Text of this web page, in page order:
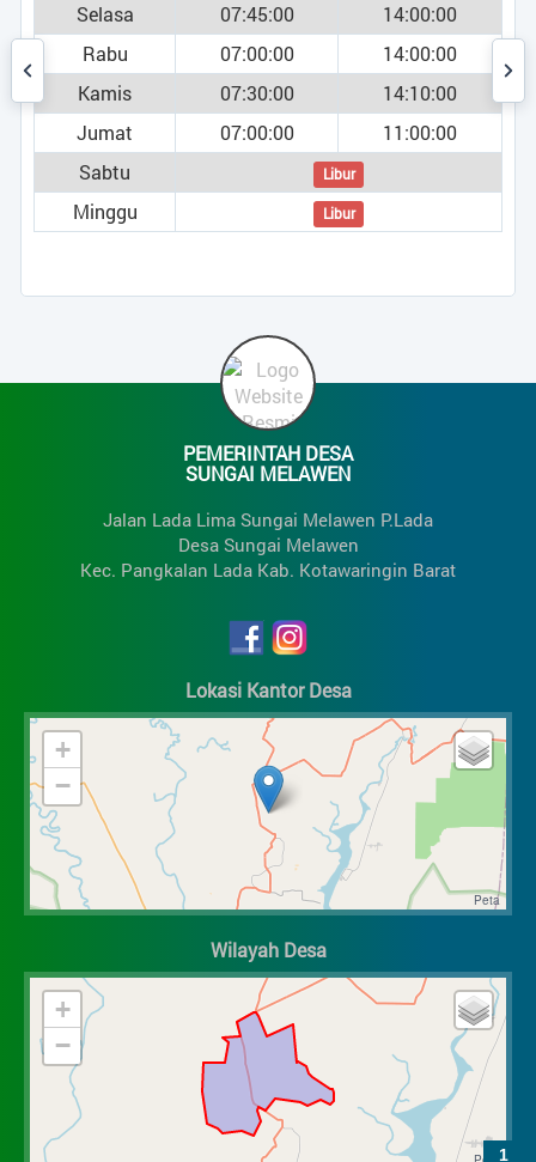
Selasa
07:45:00
14:00:00
Rabu
07:00:00
14:00:00
Kamis
07:30:00
14:10:00
Jumat
07:00:00
11:00:00
Sabtu
Libur
Minggu Libur
)
PEMERINTAH DESA
SUNGAI MELAWEN
Jalan Lada Lima Sungai Melawen P.Lada
Desa Sungai Melawen
Kec. Pangkalan Lada Kab. Kotawaringin Barat
Lokasi Kantor Desa
+
−
Wilayah Desa
+
−
1